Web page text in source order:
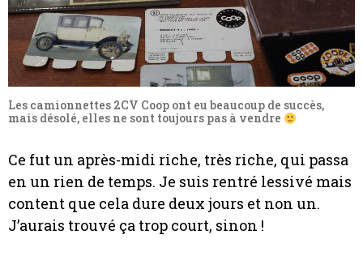
Les camionnettes 2CV Coop ont eu beaucoup de succès,
mais désolé, elles ne sont toujours pas à vendre
Ce fut un après-midi riche, très riche, qui passa
en un rien de temps. Je suis rentré lessivé mais
content que cela dure deux jours et non un.
J’aurais trouvé ça trop court, sinon !